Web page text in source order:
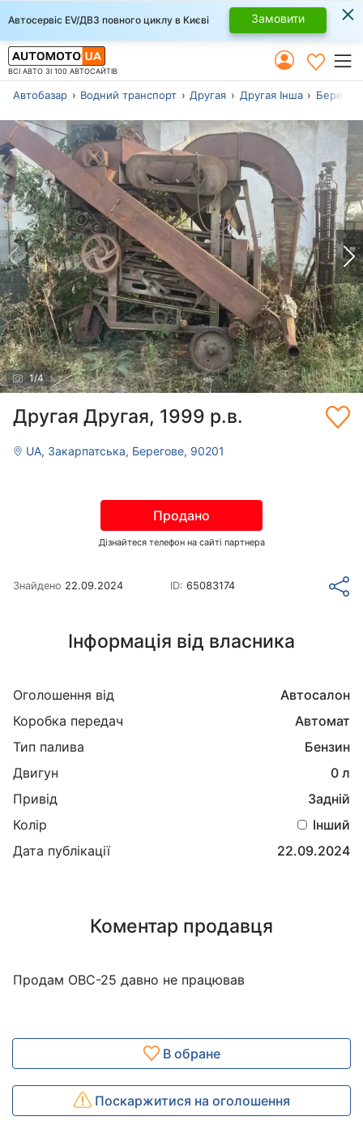
Автосервіс EV/ДВЗ повного циклу в Києві Замовити ×
ВСІ АВТО ЗІ 100 АВТОСАЙТІВ
Автобазар Водний транспорт Другая Другая Інша
1/4
Другая Другая, 1999 р.в.
UA, Закарпатська, Берегове, 90201
Продано
Дізнайтеся телефон на сайті партнера
Знайдено 22.09.2024 ID: 65083174
Інформація від власника
Оголошення від
Автосалон
Коробка передач
Автомат
Тип палива
Бензин
Двигун
0 л
Привід
Задній
Колір
Інший
Дата публікації
22.09.2024
Коментар продавця
Продам ОВС-25 давно не працював
В обране
Поскаржитися на оголошення